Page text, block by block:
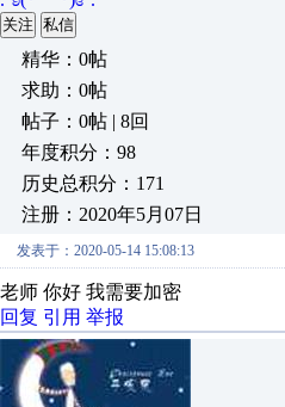
关注 私信
精华：0帖
求助：0帖
帖子：0帖 | 8回
年度积分：98
历史总积分：171
注册：2020年5月07日
发表于：2020-05-14 15:08:13
老师 你好 我需要加密
回复 引用 举报